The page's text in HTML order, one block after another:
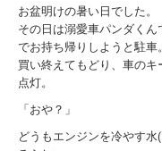
ABOUT
CONTACT
MORE INFO
BLOG
お盆明けの暑い日でした。
その日は溺愛車パンダく
でお持ち帰りしようと駐車。
買い終えてもどり、車の
点灯。
「おや？」
どうもエンジンを冷やす